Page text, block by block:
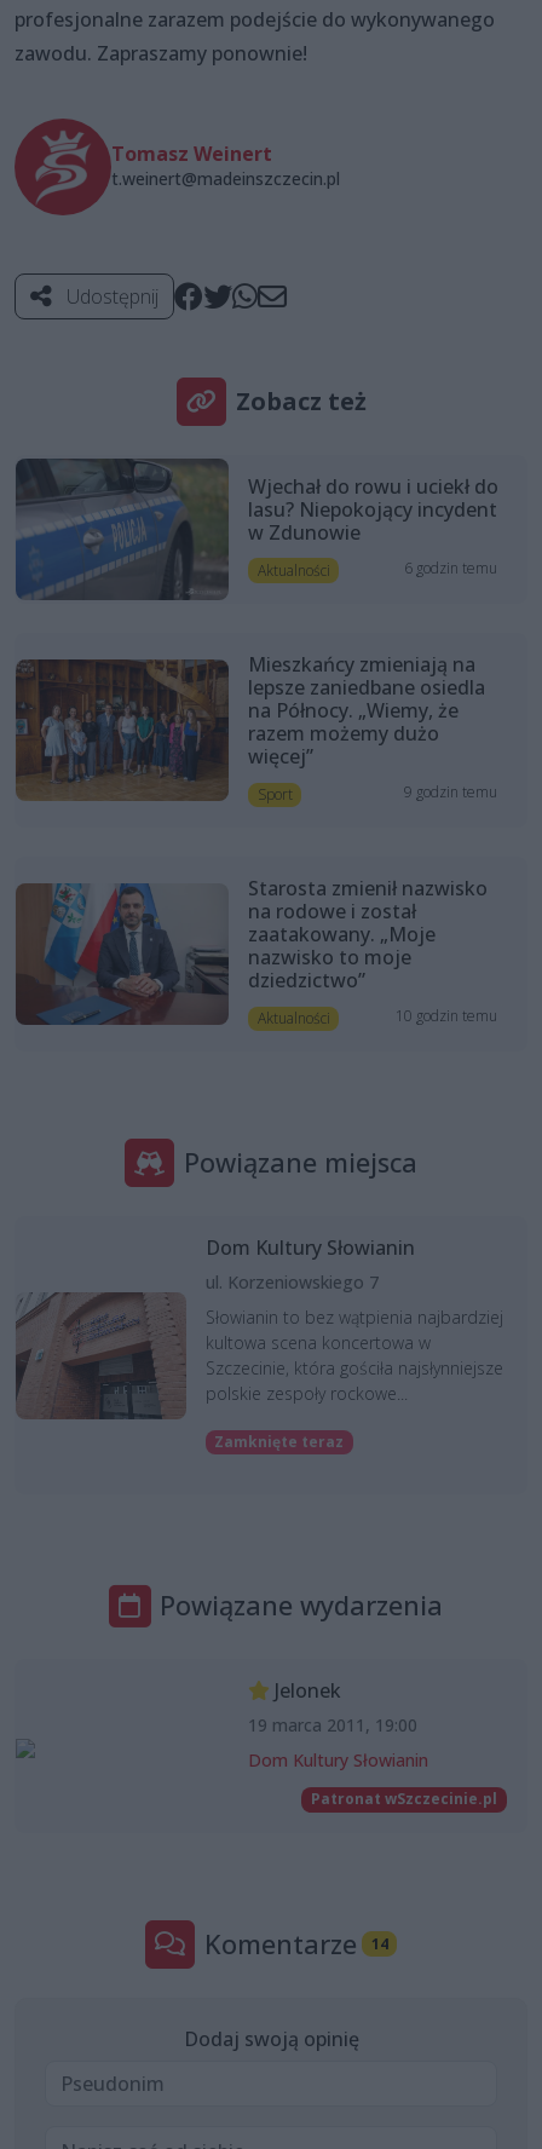
profesjonalne zarazem podejście do wykonywanego
zawodu. Zapraszamy ponownie!
Tomasz Weinert
t.weinert@madeinszczecin.pl
Udostępnij
Zobacz też
Wjechał do rowu i uciekł do
lasu? Niepokojący incydent
w Zdunowie
Aktualności 6 godzin temu
Mieszkańcy zmieniają na
lepsze zaniedbane osiedla
na Północy. „Wiemy, że
razem możemy dużo
więcej”
Sport 9 godzin temu
Starosta zmienił nazwisko
na rodowe i został
zaatakowany. „Moje
nazwisko to moje
dziedzictwo”
Aktualności 10 godzin temu
Powiązane miejsca
Dom Kultury Słowianin
ul. Korzeniowskiego 7
Słowianin to bez wątpienia najbardziej
kultowa scena koncertowa w
Szczecinie, która gościła najsłynniejsze
polskie zespoły rockowe...
Zamknięte teraz
Powiązane wydarzenia
Jelonek
19 marca 2011, 19:00
Dom Kultury Słowianin
Patronat wSzczecinie.pl
Komentarze 14
Dodaj swoją opinię